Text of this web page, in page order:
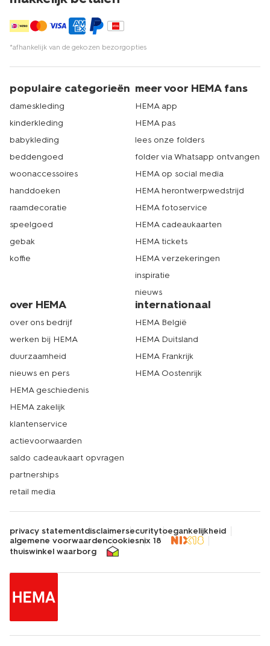
*afhankelijk van de gekozen bezorgopties
populaire categorieën
dameskleding
kinderkleding
babykleding
beddengoed
woonaccessoires
handdoeken
raamdecoratie
speelgoed
gebak
koffie
meer voor HEMA fans
HEMA app
HEMA pas
lees onze folders
folder via Whatsapp ontvangen
HEMA op social media
HEMA herontwerpwedstrijd
HEMA fotoservice
HEMA cadeaukaarten
HEMA tickets
HEMA verzekeringen
inspiratie
nieuws
over HEMA
over ons bedrijf
werken bij HEMA
duurzaamheid
nieuws en pers
HEMA geschiedenis
HEMA zakelijk
klantenservice
actievoorwaarden
saldo cadeaukaart opvragen
partnerships
retail media
internationaal
HEMA België
HEMA Duitsland
HEMA Frankrijk
HEMA Oostenrijk
privacy statementdisclaimersecuritytoegankelijkheid
algemene voorwaardencookiesnix 18
thuiswinkel waarborg